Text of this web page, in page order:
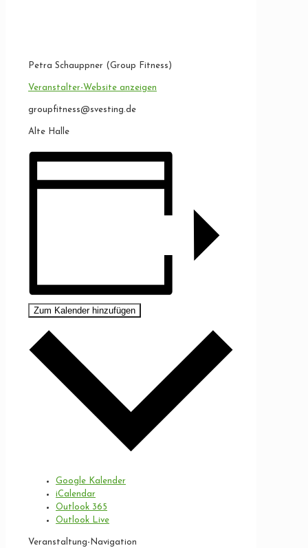
Petra Schauppner (Group Fitness)
Veranstalter-Website anzeigen
groupfitness@svesting.de
Alte Halle
Zum Kalender hinzufügen
Google Kalender
iCalendar
Outlook 365
Outlook Live
Veranstaltung-Navigation